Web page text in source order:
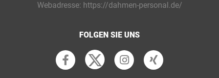
Webadresse: https://dahmen-personal.de/
FOLGEN SIE UNS